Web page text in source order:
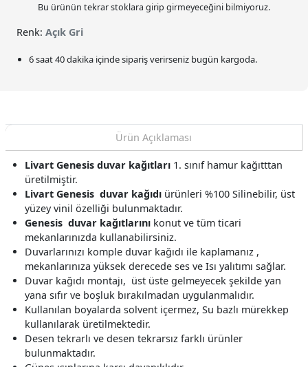
Bu ürünün tekrar stoklara girip girmeyeceğini bilmiyoruz.
Renk: Açık Gri
6 saat 40 dakika içinde sipariş verirseniz bugün kargoda.
Ürün Açıklaması
Livart Genesis duvar kağıtları 1. sınıf hamur kağıtttan
üretilmiştir.
Livart Genesis duvar kağıdı ürünleri %100 Silinebilir, üst
yüzey vinil özelliği bulunmaktadır.
Genesis duvar kağıtlarını konut ve tüm ticari
mekanlarınızda kullanabilirsiniz.
Duvarlarınızı komple duvar kağıdı ile kaplamanız ,
mekanlarınıza yüksek derecede ses ve Isı yalıtımı sağlar.
Duvar kağıdı montajı, üst üste gelmeyecek şekilde yan
yana sıfır ve boşluk bırakılmadan uygulanmalıdır.
Kullanılan boyalarda solvent içermez, Su bazlı mürekkep
kullanılarak üretilmektedir.
Desen tekrarlı ve desen tekrarsız farklı ürünler
bulunmaktadır.